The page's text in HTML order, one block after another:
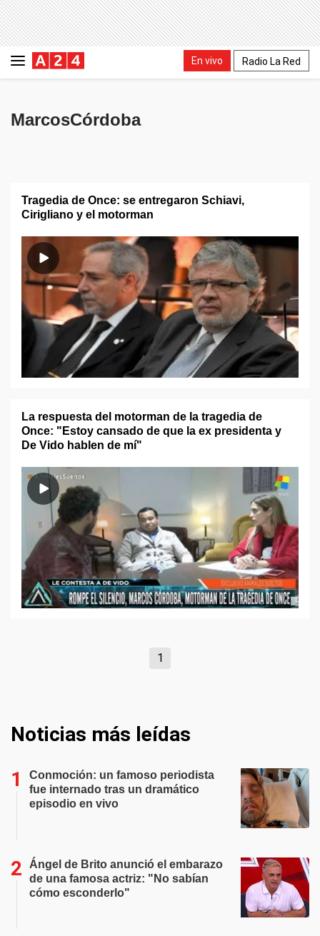
En vivo Radio La Red
MarcosCórdoba
Tragedia de Once: se entregaron Schiavi,
Cirigliano y el motorman
La respuesta del motorman de la tragedia de
Once: "Estoy cansado de que la ex presidenta y
De Vido hablen de mí"
1
Noticias más leídas
Conmoción: un famoso periodista
fue internado tras un dramático
episodio en vivo
Ángel de Brito anunció el embarazo
de una famosa actriz: "No sabían
cómo esconderlo"